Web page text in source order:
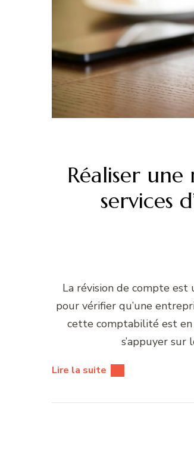
Réaliser
services
La révision de compte est
pour vérifier qu’une
cette comptabilité est en
s’appuyer
Lire la suite